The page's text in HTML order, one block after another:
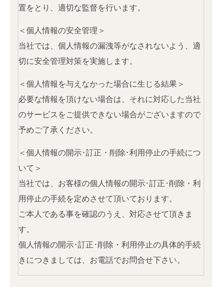
置をとり、適切な監督を行います。
＜個人情報の安全管理＞
当社では、個人情報の漏洩等がなされないよう、適
切に安全管理対策を実施します。
＜個人情報を与えなかった場合に生じる結果＞
必要な情報を頂けない場合は、それに対応した当社
のサービスをご提供できない場合がございますので
予めご了承ください。
＜個人情報の開示･訂正・削除･利用停止の手続につ
いて＞
当社では、お客様の個人情報の開示･訂正･削除・利
用停止の手続を定めさせて頂いております。
ご本人である事を確認のうえ、対応させて頂きま
す。
個人情報の開示･訂正･削除・利用停止の具体的手続
きにつきましては、お電話でお問合せ下さい。